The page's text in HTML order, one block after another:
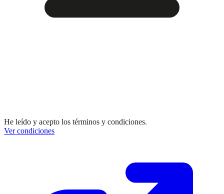
He leído y acepto los términos y condiciones.
Ver condiciones